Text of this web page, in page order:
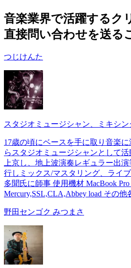
音楽業界で活躍するク
直接問い合わせを送る
つじけんた
スタジオミュージシャン、ミキシ
17歳の頃にベースを手に取り音楽
らスタジオミュージシャンとして活
上京し、地上波演奏レギュラー出
行しミックス/マスタリング、ライ
多聞氏に師事 使用機材 MacBook Pro
Mercury,SSL,CLA,Abbey load その
野田センゴク みつまさ